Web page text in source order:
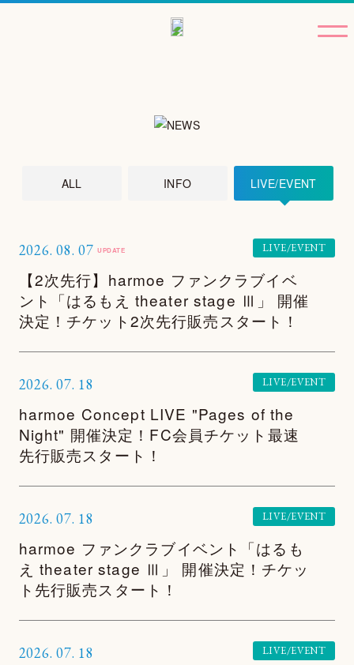
MOVIE
PHOTOGALLERY
TALK
ALL INFO LIVE/EVENT
2026. 08. 07 UPDATE LIVE/EVENT
【2次先行】harmoe ファンクラブイベ
ント「はるもえ theater stage Ⅲ」 開催
決定！チケット2次先行販売スタート！
2026. 07. 18 LIVE/EVENT
harmoe Concept LIVE "Pages of the
Night" 開催決定！FC会員チケット最速
先行販売スタート！
2026. 07. 18 LIVE/EVENT
harmoe ファンクラブイベント「はるも
え theater stage Ⅲ」 開催決定！チケッ
ト先行販売スタート！
2026. 07. 18 LIVE/EVENT